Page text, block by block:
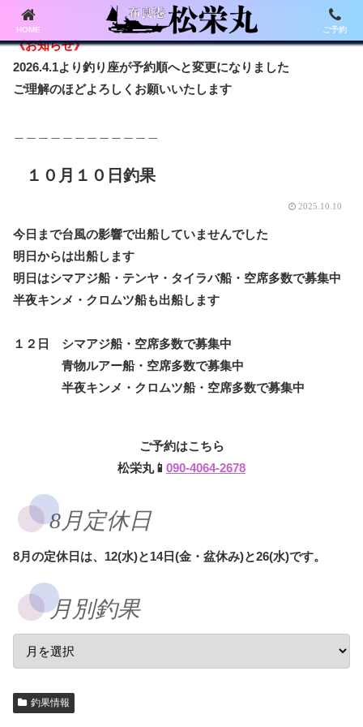
《お知らせ》
2026.4.1より釣り座が予約順へと変更になりました
ご理解のほどよろしくお願いいたします
１０月１０日釣果
2025.10.10
今日まで台風の影響で出船していませんでした
明日からは出船します
明日はシマアジ船・テンヤ・タイラバ船・空席多数で募集中
半夜キンメ・クロムツ船も出船します
１２日 シマアジ船・空席多数で募集中
青物ルアー船・空席多数で募集中
半夜キンメ・クロムツ船・空席多数で募集中
ご予約はこちら
松栄丸📱 090-4064-2678
8月定休日
8月の定休日は、12(水)と14日(金・盆休み)と26(水)です。
月別釣果
釣果情報
HOME ご予約